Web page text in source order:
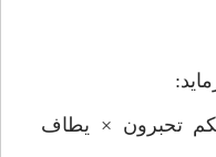
تحبرون × يطاف